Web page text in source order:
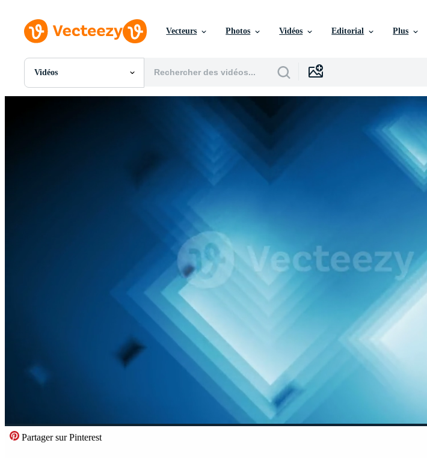
Vecteurs Photos Vidéos Editorial Plus
Vidéos
Toutes Images
Partager sur Pinterest